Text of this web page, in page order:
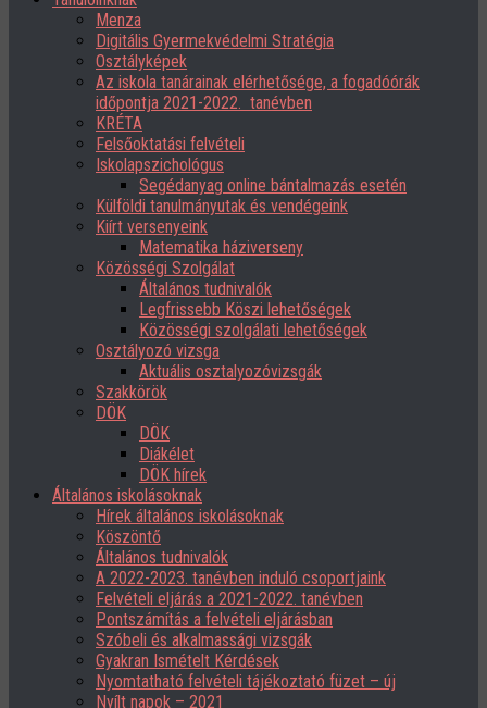
Menza
Digitális Gyermekvédelmi Stratégia
Osztályképek
Az iskola tanárainak elérhetősége, a fogadóórák
időpontja 2021-2022. tanévben
KRÉTA
Felsőoktatási felvételi
Iskolapszichológus
Segédanyag online bántalmazás esetén
Külföldi tanulmányutak és vendégeink
Kiírt versenyeink
Matematika háziverseny
Közösségi Szolgálat
Általános tudnivalók
Legfrissebb Köszi lehetőségek
Közösségi szolgálati lehetőségek
Osztályozó vizsga
Aktuális osztalyozóvizsgák
Szakkörök
DÖK
DÖK
Diákélet
DÖK hírek
Általános iskolásoknak
Hírek általános iskolásoknak
Köszöntő
Általános tudnivalók
A 2022-2023. tanévben induló csoportjaink
Felvételi eljárás a 2021-2022. tanévben
Pontszámítás a felvételi eljárásban
Szóbeli és alkalmassági vizsgák
Gyakran Ismételt Kérdések
Nyomtatható felvételi tájékoztató füzet – új
Nyílt napok – 2021